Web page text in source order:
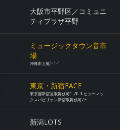
大阪市平野区／コミュニ
ティプラザ平野
ミュージックタウン音市
場
沖縄市上地1-1-1
東京・新宿FACE
東京都新宿区歌舞伎町1-20-1 ヒューマッ
クスパビリオン新宿歌舞伎町7F
新潟LOTS